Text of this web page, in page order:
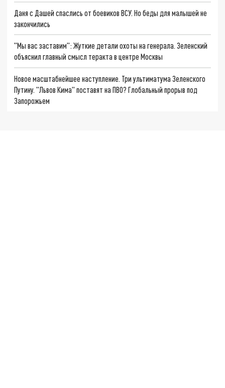
Даня с Дашей спаслись от боевиков ВСУ. Но беды для малышей не
закончились
"Мы вас заставим": Жуткие детали охоты на генерала. Зеленский
объяснил главный смысл теракта в центре Москвы
Новое масштабнейшее наступление. Три ультиматума Зеленского
Путину. "Львов Кима" поставят на ПВО? Глобальный прорыв под
Запорожьем